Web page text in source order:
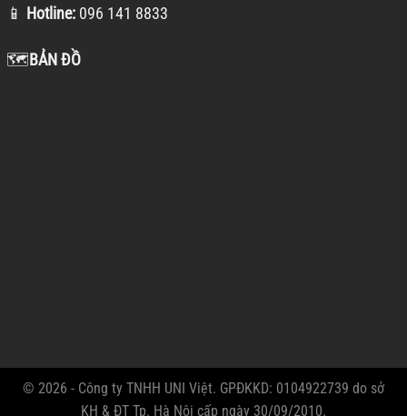
📱 Hotline: 096 141 8833
🗺️BẢN ĐỒ
© 2026 - Công ty TNHH UNI Việt. GPĐKKD: 0104922739 do sở
KH & ĐT Tp. Hà Nội cấp ngày 30/09/2010.